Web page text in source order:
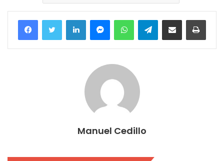
FacebookTwitter LinkedInMessengerWhatsAppTelegramCompartir por correo electrónico
Manuel Cedillo